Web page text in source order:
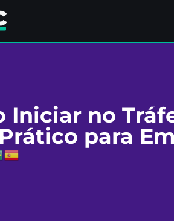
Iniciar no
para